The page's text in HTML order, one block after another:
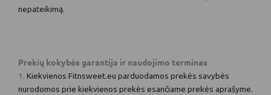
nepateikimą.
Prekių kokybės garantija ir naudojimo terminas
1. Kiekvienos Fitnsweet.eu parduodamos prekės savybės
nurodomos prie kiekvienos prekės esančiame prekės aprašyme.